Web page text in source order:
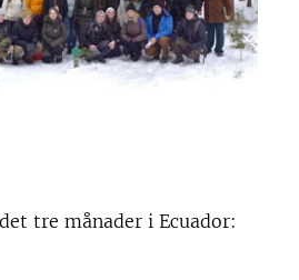
tre månader i Ecuador: